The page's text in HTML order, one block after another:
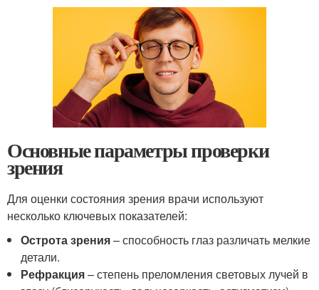
Основные параметры проверки
зрения
Для оценки состояния зрения врачи используют
несколько ключевых показателей:
Острота зрения– способность глаз различать мелкие
детали.
Рефракция– степень преломления световых лучей в